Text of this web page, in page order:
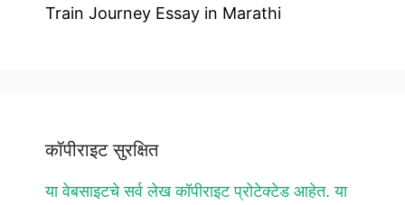
Train Journey Essay in Marathi
कॉपीराइट सुरक्षित
या वेबसाइटचे सर्व लेख कॉपीराइट प्रोटेक्टेड आहेत. या